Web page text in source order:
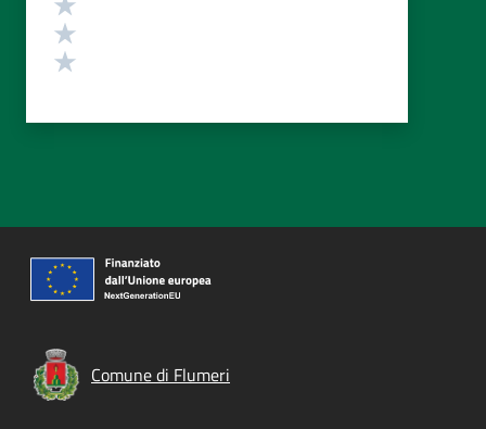
Comune di Flumeri